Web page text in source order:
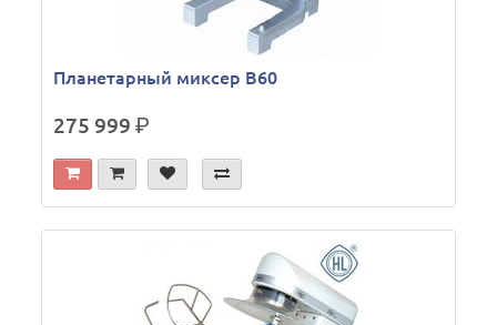
Планетарный миксер B60
275 999р.